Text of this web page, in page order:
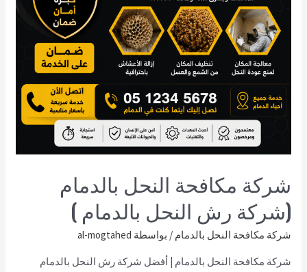
شركة مكافحة النحل بالدمام
(شركة رش النحل بالدمام )
شركة مكافحة النحل بالدمام / بواسطة al-mogtahed
شركة مكافحة النحل بالدمام | أفضل شركة رش النحل بالدمام